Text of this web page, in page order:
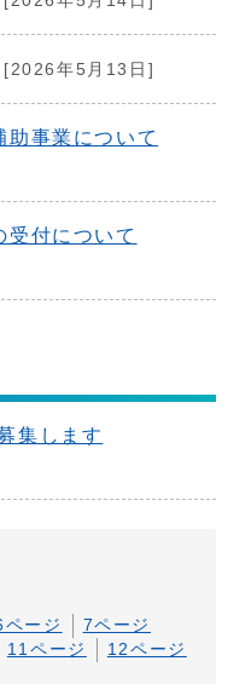
[2026年5月13日]
助事業について
受付について
集します
ページ
7ページ
11ページ
12ページ